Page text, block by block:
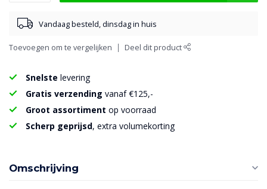
Vandaag besteld, dinsdag in huis
Toevoegen om te vergelijken Deel dit product
Snelste levering
Gratis verzending vanaf €125,-
Groot assortiment op voorraad
Scherp geprijsd, extra volumekorting
Omschrijving